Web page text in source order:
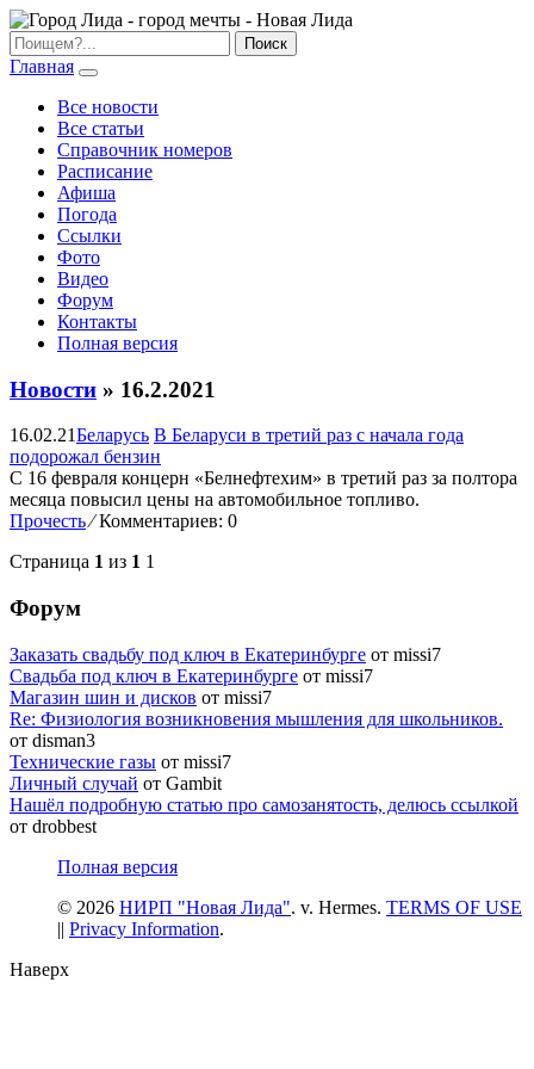
Главная
Все новости
Все статьи
Справочник номеров
Расписание
Афиша
Погода
Ссылки
Фото
Видео
Форум
Контакты
Полная версия
Новости » 16.2.2021
16.02.21Беларусь В Беларуси в третий раз с начала года
подорожал бензин
С 16 февраля концерн «Белнефтехим» в третий раз за полтора
месяца повысил цены на автомобильное топливо.
Прочесть ⁄Комментариев: 0
Страница 1 из 1 1
Форум
Заказать свадьбу под ключ в Екатеринбурге от missi7
Cвадьба под ключ в Екатеринбурге от missi7
Магазин шин и дисков от missi7
Re: Физиология возникновения мышления для школьников.
от disman3
Технические газы от missi7
Личный случай от Gambit
Нашёл подробную статью про самозанятость, делюсь ссылкой
от drobbest
Полная версия
© 2026 НИРП "Новая Лида". v. Hermes. TERMS OF USE
|| Privacy Information.
Наверх